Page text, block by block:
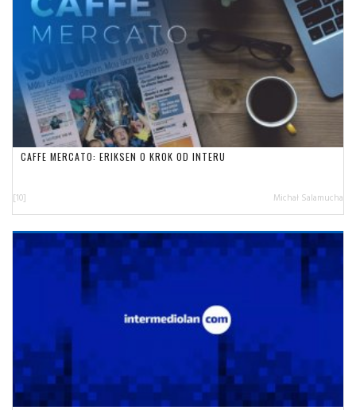
CAFFE MERCATO: ERIKSEN O KROK OD INTERU
[10] Michał Salamucha